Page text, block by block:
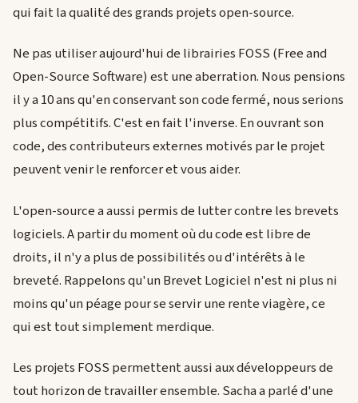
qui fait la qualité des grands projets open-source.
Ne pas utiliser aujourd'hui de librairies FOSS (Free and
Open-Source Software) est une aberration. Nous pensions
il y a 10 ans qu'en conservant son code fermé, nous serions
plus compétitifs. C'est en fait l'inverse. En ouvrant son
code, des contributeurs externes motivés par le projet
peuvent venir le renforcer et vous aider.
L'open-source a aussi permis de lutter contre les brevets
logiciels. A partir du moment où du code est libre de
droits, il n'y a plus de possibilités ou d'intérêts à le
breveté. Rappelons qu'un Brevet Logiciel n'est ni plus ni
moins qu'un péage pour se servir une rente viagère, ce
qui est tout simplement merdique.
Les projets FOSS permettent aussi aux développeurs de
tout horizon de travailler ensemble. Sacha a parlé d'une